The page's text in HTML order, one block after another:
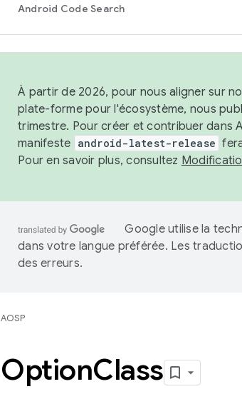
Android Code Search
À partir de 2026, pour nous aligner sur
plate-forme pour l'écosystème, nous
trimestre. Pour créer et contribuer dans
manifeste android-latest-release
Pour en savoir plus, consultez
Google utilise la
dans votre langue préférée. Les
des erreurs.
AOSP
OptionClass